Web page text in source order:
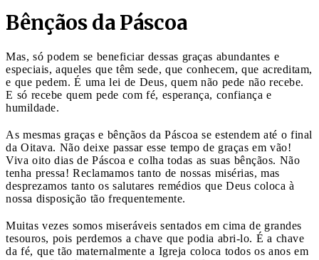
Bênçãos da Páscoa
Mas, só podem se beneficiar dessas graças abundantes e
especiais, aqueles que têm sede, que conhecem, que acreditam,
e que pedem. É uma lei de Deus, quem não pede não recebe.
E só recebe quem pede com fé, esperança, confiança e
humildade.
As mesmas graças e bênçãos da Páscoa se estendem até o final
da Oitava. Não deixe passar esse tempo de graças em vão!
Viva oito dias de Páscoa e colha todas as suas bênçãos. Não
tenha pressa! Reclamamos tanto de nossas misérias, mas
desprezamos tanto os salutares remédios que Deus coloca à
nossa disposição tão frequentemente.
Muitas vezes somos miseráveis sentados em cima de grandes
tesouros, pois perdemos a chave que podia abri-lo. É a chave
da fé, que tão maternalmente a Igreja coloca todos os anos em